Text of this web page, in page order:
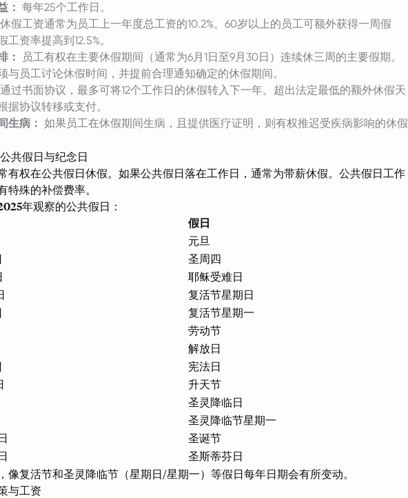
： 每年25个工作日。
休假工资通常为员工上一年度总工资的10.2%。60岁以上的员工可额外获得一周假
工资率提高到12.5%。
：
员工有权在主要休假期间（通常为6月1日至9月30日）连续休三周的主要假期。
与员工讨论休假时间，并提前合理通知确定的休假期间。
通过书面协议，最多可将12个工作日的休假转入下一年。超出法定最低的额外休假天
据协议转移或支付。
生病： 如果员工在休假期间生病，且提供医疗证明，则有权推迟受疾病影响的休假
共假日与纪念日
有权在公共假日休假。如果公共假日落在工作日，通常为带薪休假。公共假日工作
特殊的补偿费率。
年观察的公共假日：
假日
元旦
圣周四
耶稣受难日
复活节星期日
复活节星期一
劳动节
解放日
宪法日
升天节
圣灵降临日
圣灵降临节星期一
圣诞节
圣斯蒂芬日
像复活节和圣灵降临节（星期日/星期一）等假日每年日期会有所变动。
与工资